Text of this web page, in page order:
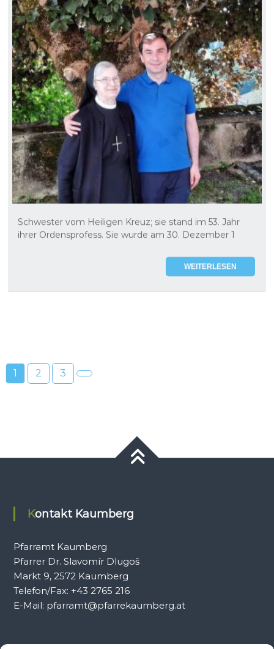
Schwester vom Heiligen Kreuz; sie stand im 53. Jahr
ihrer Ordensprofess. Sie wurde am 30. Dezember 1
WEITERLESEN
1 2 3
Kontakt Kaumberg
Pfarramt Kaumberg
Pfarrer Dr. Slavomír Dlugoš
Markt 9, 2572 Kaumberg
Telefon/Fax: +43 2765 216
E-Mail: pfarramt@pfarrekaumberg.at